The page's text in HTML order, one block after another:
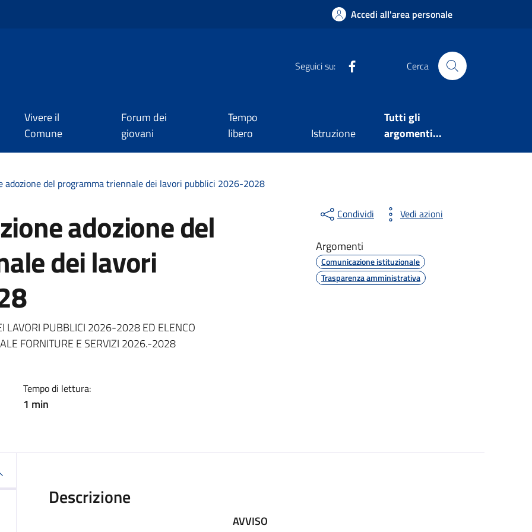
Accedi all'area personale
Seguici su: Cerca
Vivere il
Comune
Forum dei
giovani
Tempo
libero
Istruzione
Tutti gli
argomenti...
adozione del programma triennale dei lavori pubblici 2026-2028
adozione del
dei lavori
LAVORI PUBBLICI 2026-2028 ED ELENCO
FORNITURE E SERVIZI 2026.-2028
Tempo di lettura:
1 min
Condividi Vedi azioni
Argomenti
Comunicazione istituzionale
Trasparenza amministrativa
Descrizione
AVVISO